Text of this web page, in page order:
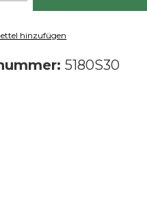
hinzufügen
5180S30